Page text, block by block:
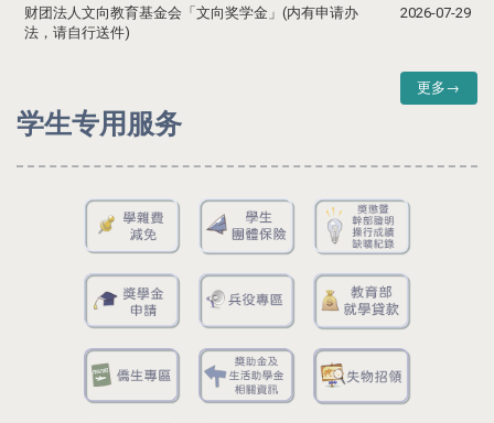
财团法人文向教育基金会「文向奖学金」(内有申请办
法，请自行送件)
2026-07-29
更多→
学生专用服务